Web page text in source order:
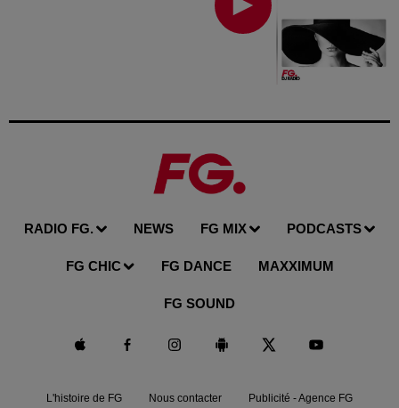
RADIO FG. NEWS FG MIX PODCASTS
FG CHIC FG DANCE MAXXIMUM
FG SOUND
L'histoire de FG Nous contacter Publicité - Agence FG